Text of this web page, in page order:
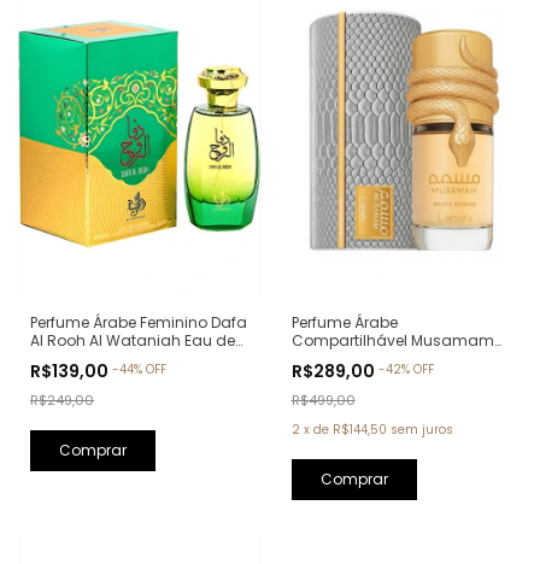
Perfume Árabe Feminino Dafa
Al Rooh Al Wataniah Eau de
R$139,00 -44% OFF
R$249,00
Perfume Árabe
Compartilhável Musamam
Parfum - 100ml
R$289,00 -42% OFF
R$499,00
2 x de R$144,50 sem juros